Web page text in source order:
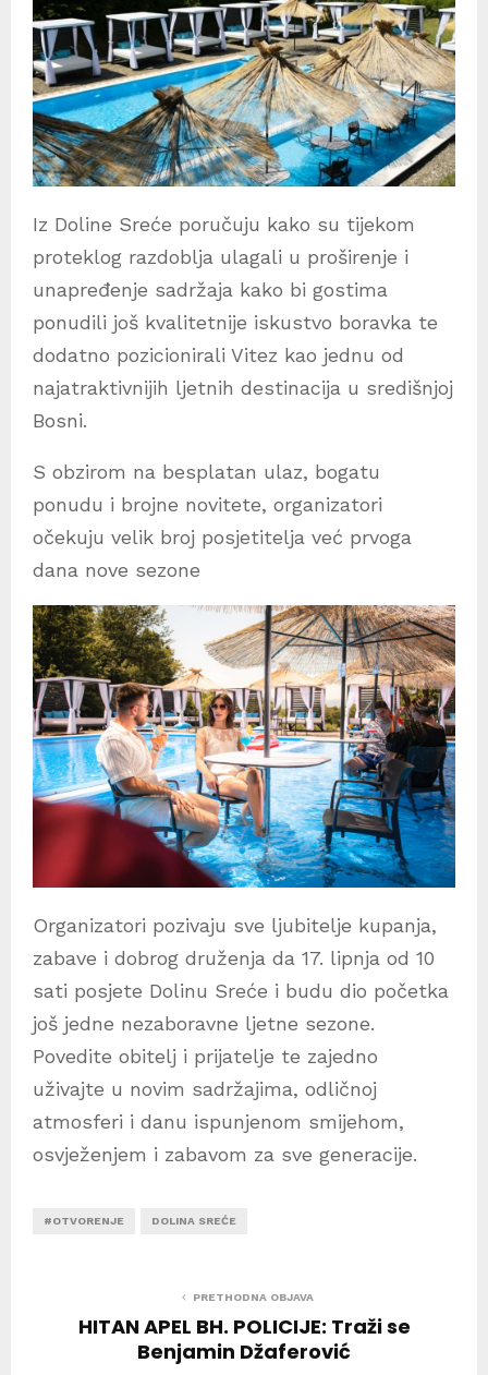
Iz Doline Sreće poručuju kako su tijekom
proteklog razdoblja ulagali u proširenje i
unapređenje sadržaja kako bi gostima
ponudili još kvalitetnije iskustvo boravka te
dodatno pozicionirali Vitez kao jednu od
najatraktivnijih ljetnih destinacija u središnjoj
Bosni.
S obzirom na besplatan ulaz, bogatu
ponudu i brojne novitete, organizatori
očekuju velik broj posjetitelja već prvoga
dana nove sezone
Organizatori pozivaju sve ljubitelje kupanja,
zabave i dobrog druženja da 17. lipnja od 10
sati posjete Dolinu Sreće i budu dio početka
još jedne nezaboravne ljetne sezone.
Povedite obitelj i prijatelje te zajedno
uživajte u novim sadržajima, odličnoj
atmosferi i danu ispunjenom smijehom,
osvježenjem i zabavom za sve generacije.
#OTVORENJE DOLINA SREĆE
PRETHODNA OBJAVA
HITAN APEL BH. POLICIJE: Traži se
Benjamin Džaferović